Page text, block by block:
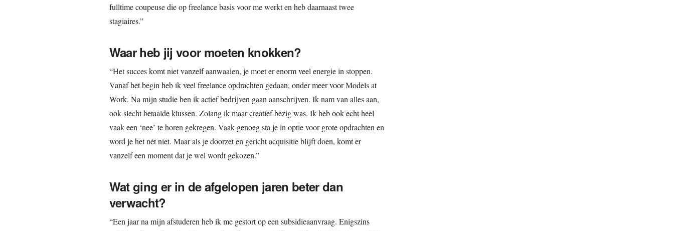
fulltime coupeuse die op freelance basis voor me werkt en heb daarnaast twee
stagiaires.”
Waar heb jij voor moeten knokken?
“Het succes komt niet vanzelf aanwaaien, je moet er enorm veel energie in stoppen.
Vanaf het begin heb ik veel freelance opdrachten gedaan, onder meer voor Models at
Work. Na mijn studie ben ik actief bedrijven gaan aanschrijven. Ik nam van alles aan,
ook slecht betaalde klussen. Zolang ik maar creatief bezig was. Ik heb ook echt heel
vaak een ‘nee’ te horen gekregen. Vaak genoeg sta je in optie voor grote opdrachten en
word je het nét niet. Maar als je doorzet en gericht acquisitie blijft doen, komt er
vanzelf een moment dat je wel wordt gekozen.”
Wat ging er in de afgelopen jaren beter dan
verwacht?
“Een jaar na mijn afstuderen heb ik me gestort op een subsidieaanvraag. Enigszins